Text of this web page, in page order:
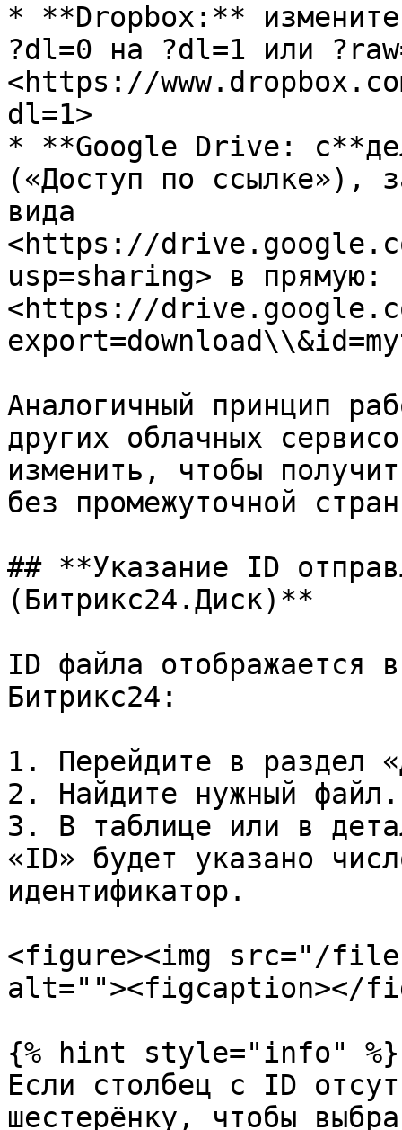
* **Dropbox:**
?dl=0 на ?dl=1 или
<https://
dl=1>
* **Google Drive:
(«Доступ по ссылке»),
вида
<https://
usp=sharing> в прямую:
<https://
Аналогичный принцип
других облачных
изменить, чтобы
без промежуточной
## **Указание ID
(Битрикс24.Диск)**
ID файла отображается
Битрикс24:
1. Перейдите в раздел
2. Найдите нужный файл.
3. В таблице или в
«ID» будет указано
идентификатор.
<figure><img src="/files/
alt=""><figcaption></
{% hint style="info" %}
Если столбец с ID
шестерёнку, чтобы